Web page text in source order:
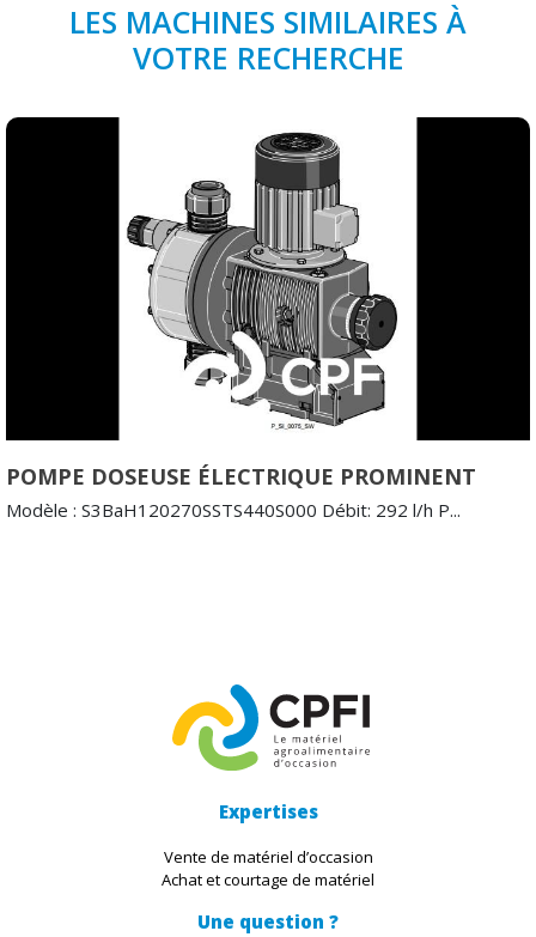
LES MACHINES SIMILAIRES À
VOTRE RECHERCHE
POMPE DOSEUSE ÉLECTRIQUE PROMINENT
Modèle : S3BaH120270SSTS440S000 Débit: 292 l/h P...
Expertises
Vente de matériel d’occasion
Achat et courtage de matériel
Une question ?